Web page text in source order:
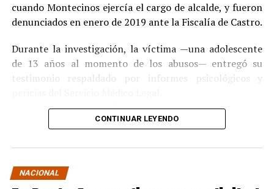
cuando Montecinos ejercía el cargo de alcalde, y fueron
denunciados en enero de 2019 ante la Fiscalía de Castro.
Durante la investigación, la víctima —una adolescente
de 13 años al momento de los abusos— entregó su
testimonio respaldado por informes psicológicos y
Ante la contundencia de los antecedentes, el imputado
aceptó los cargosen un procedimiento abreviado,
La condena y el cumplimiento en libertad
CONTINUAR LEYENDO
NACIONAL